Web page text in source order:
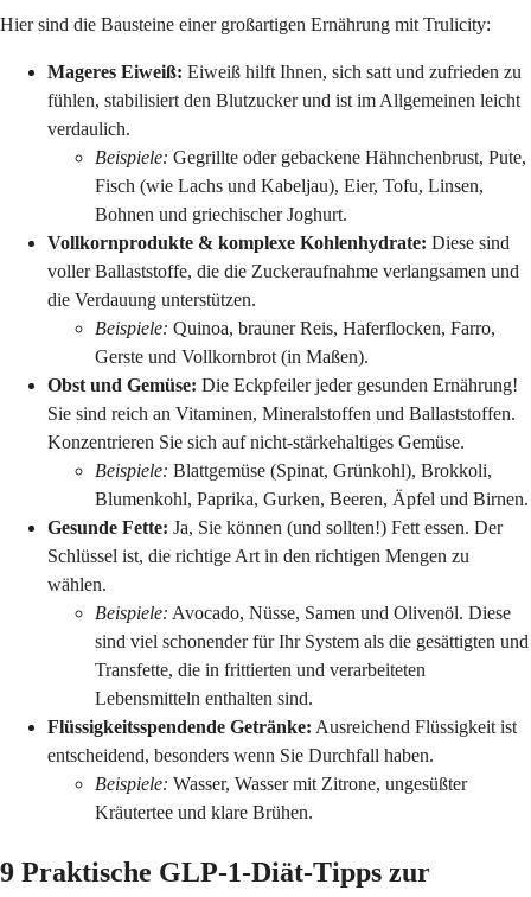
Hier sind die Bausteine einer großartigen Ernährung mit Trulicity:
Mageres Eiweiß: Eiweiß hilft Ihnen, sich satt und zufrieden zu
fühlen, stabilisiert den Blutzucker und ist im Allgemeinen leicht
verdaulich.
Beispiele: Gegrillte oder gebackene Hähnchenbrust, Pute,
Fisch (wie Lachs und Kabeljau), Eier, Tofu, Linsen,
Bohnen und griechischer Joghurt.
Vollkornprodukte & komplexe Kohlenhydrate: Diese sind
voller Ballaststoffe, die die Zuckeraufnahme verlangsamen und
die Verdauung unterstützen.
Beispiele: Quinoa, brauner Reis, Haferflocken, Farro,
Gerste und Vollkornbrot (in Maßen).
Obst und Gemüse: Die Eckpfeiler jeder gesunden Ernährung!
Sie sind reich an Vitaminen, Mineralstoffen und Ballaststoffen.
Konzentrieren Sie sich auf nicht-stärkehaltiges Gemüse.
Beispiele: Blattgemüse (Spinat, Grünkohl), Brokkoli,
Blumenkohl, Paprika, Gurken, Beeren, Äpfel und Birnen.
Gesunde Fette: Ja, Sie können (und sollten!) Fett essen. Der
Schlüssel ist, die richtige Art in den richtigen Mengen zu
wählen.
Beispiele: Avocado, Nüsse, Samen und Olivenöl. Diese
sind viel schonender für Ihr System als die gesättigten und
Transfette, die in frittierten und verarbeiteten
Lebensmitteln enthalten sind.
Flüssigkeitsspendende Getränke: Ausreichend Flüssigkeit ist
entscheidend, besonders wenn Sie Durchfall haben.
Beispiele: Wasser, Wasser mit Zitrone, ungesüßter
Kräutertee und klare Brühen.
9 Praktische GLP-1-Diät-Tipps zur